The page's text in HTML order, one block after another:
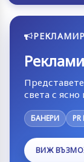
света с
БАНЕРИ
ВИЖ